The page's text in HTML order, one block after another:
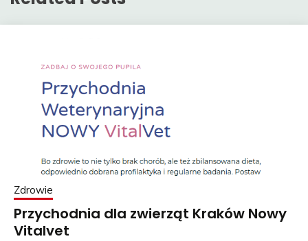
Zdrowie
Przychodnia dla zwierząt Kraków Nowy
Vitalvet